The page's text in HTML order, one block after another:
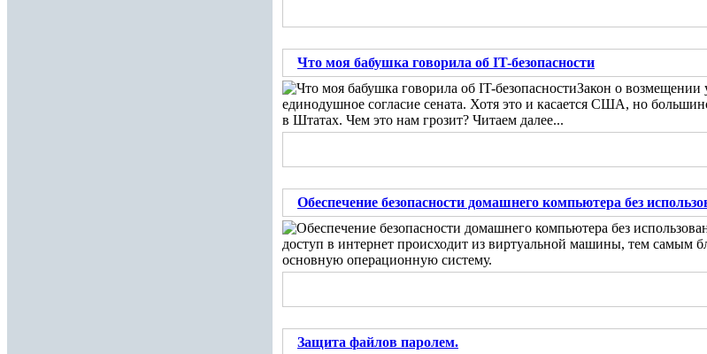
Что моя бабушка говорила об IT-безопасности
Закон о возмещении
единодушное согласие сената. Хотя это и касается США, но
в Штатах. Чем это нам грозит? Читаем далее...
Обеспечение безопасности домашнего компьютера без
доступ в интернет происходит из виртуальной машины, тем самым
основную операционную систему.
Защита файлов паролем.